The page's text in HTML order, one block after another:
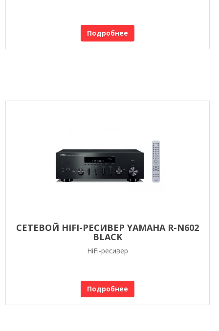
Подробнее
СЕТЕВОЙ HIFI-РЕСИВЕР YAMAHA R-N602
BLACK
HiFi-ресивер
Подробнее